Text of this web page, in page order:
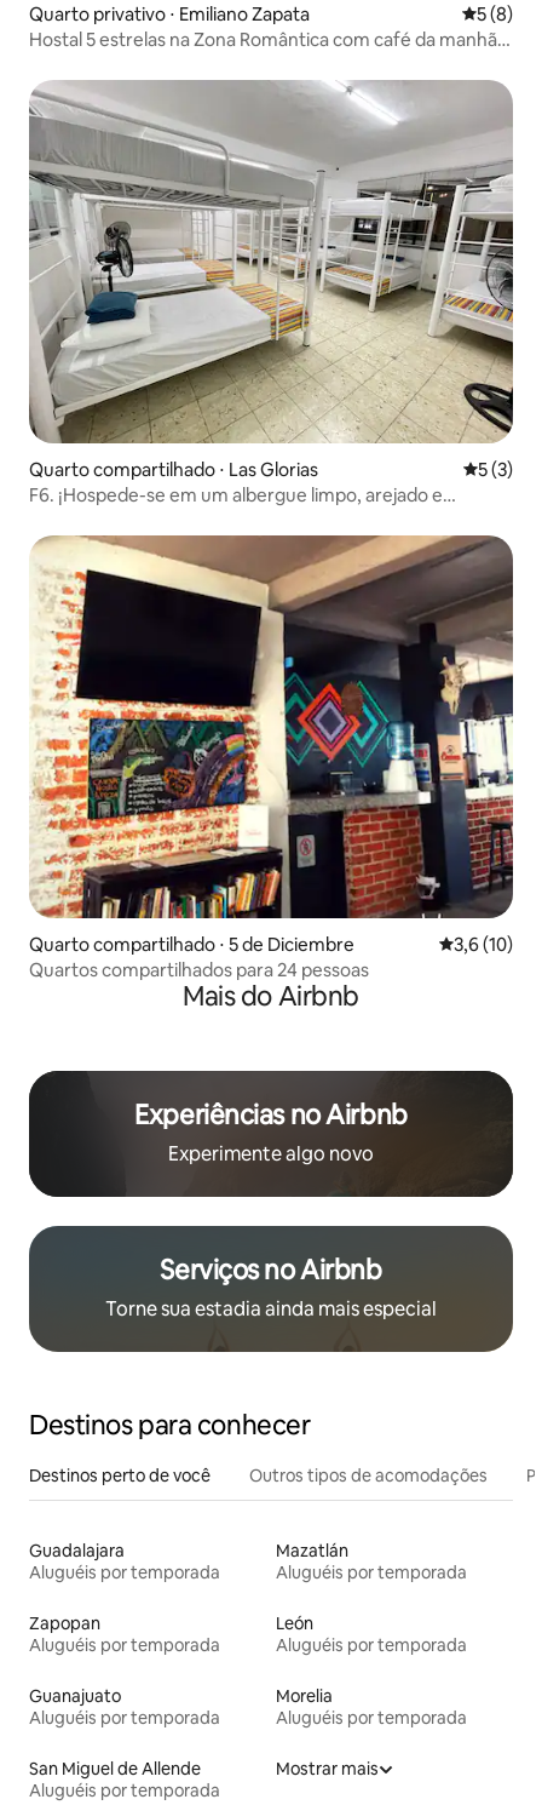
Quarto privativo ⋅ Emiliano Zapata 5 de
5 (8)
Hostal 5 estrelas na Zona Romântica com café da manhã
Quarto compartilhado ⋅ Las Glorias 5 de
5 (3)
F6. ¡Hospede-se em um albergue limpo, arejado e
Quarto compartilhado ⋅ 5 de Diciembre 3,6 de uma
3,6 (10)
Quartos compartilhados para 24 pessoas
Mais do Airbnb
Experiências no Airbnb
Experimente algo novo
Serviços no Airbnb
Torne sua estadia ainda mais especial
Destinos para conhecer
Destinos perto de você Outros tipos de acomodações
Guadalajara
Aluguéis por temporada
Mazatlán
Aluguéis por temporada
Zapopan
Aluguéis por temporada
León
Aluguéis por temporada
Guanajuato
Aluguéis por temporada
Morelia
Aluguéis por temporada
San Miguel de Allende
Aluguéis por temporada
Mostrar mais